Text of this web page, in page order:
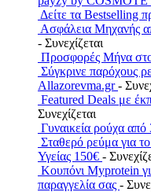
Δείτε τα Bestselling
Ασφάλεια Μηχανής
- Συνεχίζεται
Προσφορές Μήνα
Σύγκρινε παρόχους
Allazorevma.gr-
Featured Deals με
Συνεχίζεται
Γυναικεία ρούχα
Σταθερό ρεύμα για
Υγείας 150€ -
Κουπόνι Myprotein
παραγγελία σας -